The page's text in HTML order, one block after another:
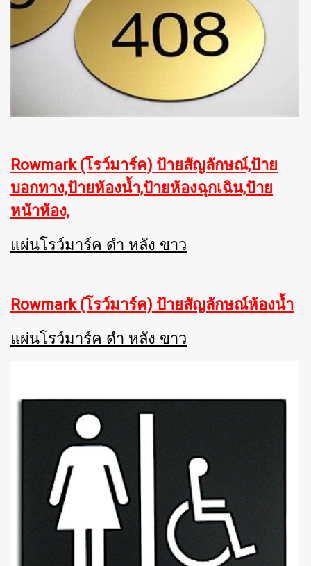
Rowmark (โรว์มาร์ค) ป้ายสัญลักษณ์,ป้าย
บอกทาง,ป้ายห้องน้ำ,ป้ายห้องฉุกเฉิน,ป้าย
หน้าห้อง,
แผ่นโรว์มาร์ค ดำ หลัง ขาว
Rowmark (โรว์มาร์ค) ป้ายสัญลักษณ์ห้องน้ำ
แผ่นโรว์มาร์ค ดำ หลัง ขาว